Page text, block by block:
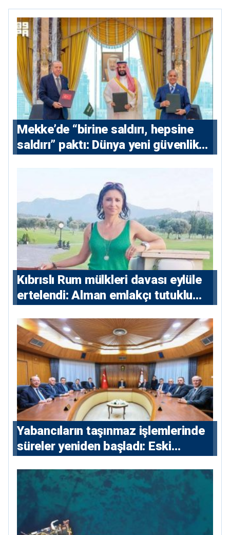
Mekke’de “birine saldırı, hepsine
saldırı” paktı: Dünya yeni güvenlik
Kıbrıslı Rum mülkleri davası eylüle
ertelendi: Alman emlakçı tutuklu
Yabancıların taşınmaz işlemlerinde
süreler yeniden başladı: Eski
konutlara 36 ay